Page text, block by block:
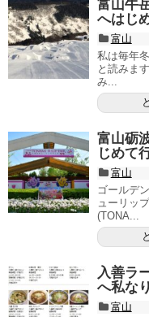
富山牛
へはじ
富山
私は毎年
と読みま
み...
富山砺
じめて
富山
ゴールデ
ューリッ
(TONA...
入善ラ
へ私な
富山